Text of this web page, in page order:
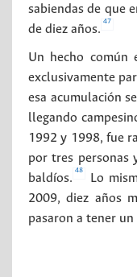
sabiendas de que
de diez años.
47
Un hecho común
exclusivamente
esa acumulación
llegando
1992 y 1998, fue
por tres personas
baldíos.
48
Lo
2009, diez años
pasaron a tener